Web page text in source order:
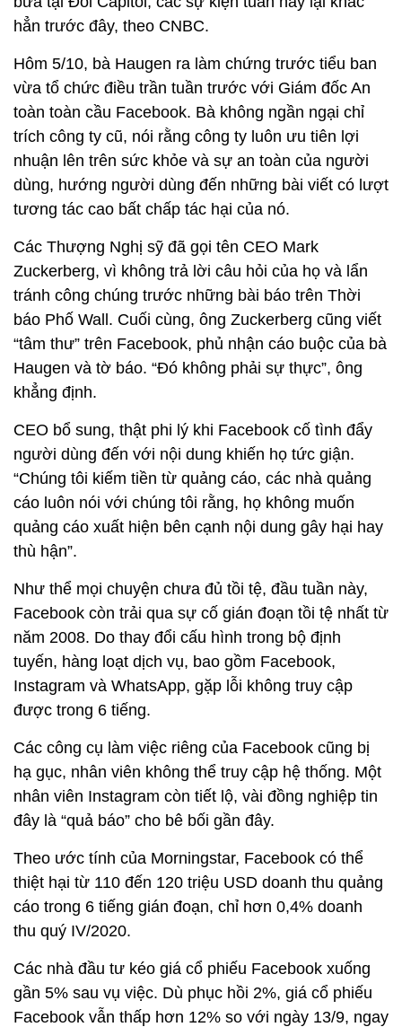
hẳn trước đây, theo CNBC.
Hôm 5/10, bà Haugen ra làm chứng trước tiểu ban
vừa tổ chức điều trần tuần trước với Giám đốc An
toàn toàn cầu Facebook. Bà không ngần ngại chỉ
trích công ty cũ, nói rằng công ty luôn ưu tiên lợi
nhuận lên trên sức khỏe và sự an toàn của người
dùng, hướng người dùng đến những bài viết có lượt
tương tác cao bất chấp tác hại của nó.
Các Thượng Nghị sỹ đã gọi tên CEO Mark
Zuckerberg, vì không trả lời câu hỏi của họ và lẩn
tránh công chúng trước những bài báo trên Thời
báo Phố Wall. Cuối cùng, ông Zuckerberg cũng viết
“tâm thư” trên Facebook, phủ nhận cáo buộc của bà
Haugen và tờ báo. “Đó không phải sự thực”, ông
khẳng định.
CEO bổ sung, thật phi lý khi Facebook cố tình đẩy
người dùng đến với nội dung khiến họ tức giận.
“Chúng tôi kiếm tiền từ quảng cáo, các nhà quảng
cáo luôn nói với chúng tôi rằng, họ không muốn
quảng cáo xuất hiện bên cạnh nội dung gây hại hay
thù hận”.
Như thể mọi chuyện chưa đủ tồi tệ, đầu tuần này,
Facebook còn trải qua sự cố gián đoạn tồi tệ nhất từ
năm 2008. Do thay đổi cấu hình trong bộ định
tuyến, hàng loạt dịch vụ, bao gồm Facebook,
Instagram và WhatsApp, gặp lỗi không truy cập
được trong 6 tiếng.
Các công cụ làm việc riêng của Facebook cũng bị
hạ gục, nhân viên không thể truy cập hệ thống. Một
nhân viên Instagram còn tiết lộ, vài đồng nghiệp tin
đây là “quả báo” cho bê bối gần đây.
Theo ước tính của Morningstar, Facebook có thể
thiệt hại từ 110 đến 120 triệu USD doanh thu quảng
cáo trong 6 tiếng gián đoạn, chỉ hơn 0,4% doanh
thu quý IV/2020.
Các nhà đầu tư kéo giá cổ phiếu Facebook xuống
gần 5% sau vụ việc. Dù phục hồi 2%, giá cổ phiếu
Facebook vẫn thấp hơn 12% so với ngày 13/9, ngay